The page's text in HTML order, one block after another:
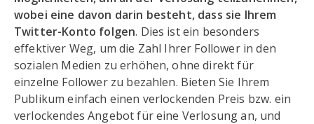
wobei eine davon darin besteht, dass sie Ihrem
Twitter-Konto folgen. Dies ist ein besonders
effektiver Weg, um die Zahl Ihrer Follower in den
sozialen Medien zu erhöhen, ohne direkt für
einzelne Follower zu bezahlen. Bieten Sie Ihrem
Publikum einfach einen verlockenden Preis bzw. ein
verlockendes Angebot für eine Verlosung an, und